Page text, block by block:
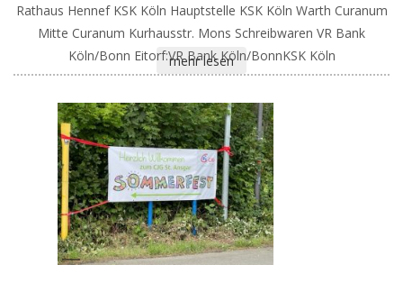
Rathaus Hennef KSK Köln Hauptstelle KSK Köln Warth Curanum
Mitte Curanum Kurhausstr. Mons Schreibwaren VR Bank
Köln/Bonn Eitorf:VR Bank Köln/BonnKSK Köln
mehr lesen